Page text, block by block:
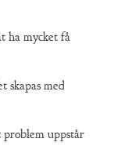
ha mycket få
skapas med
problem uppstår